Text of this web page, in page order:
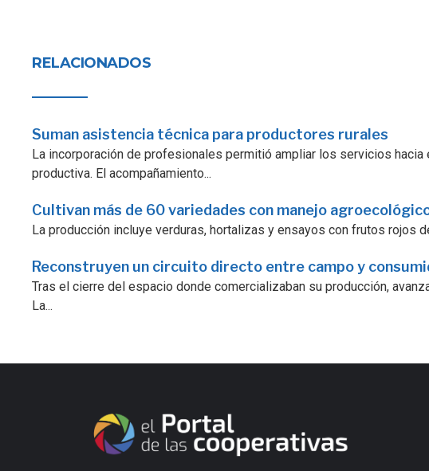
RELACIONADOS
Suman asistencia técnica para productores rurales
La incorporación de profesionales permitió ampliar los servicios hacia
productiva. El acompañamiento...
Cultivan más de 60 variedades con manejo
La producción incluye verduras, hortalizas y ensayos con frutos rojos
Reconstruyen un circuito directo entre campo y
Tras el cierre del espacio donde comercializaban su producción,
La...